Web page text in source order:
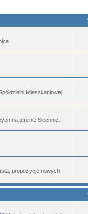
Mieszkaniowej
na terenie Siechnic.
propozycje nowych